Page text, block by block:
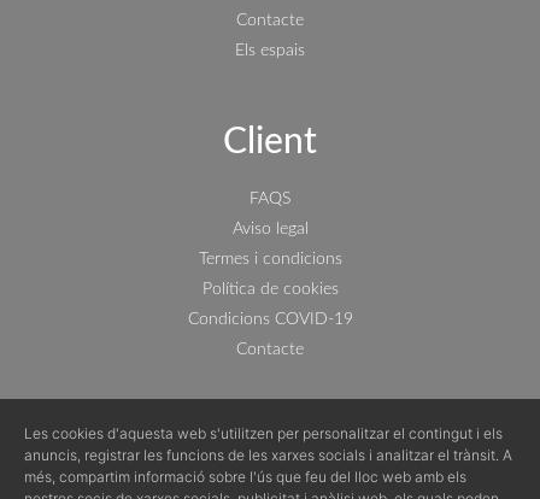
Contacte
Els espais
Client
FAQS
Aviso legal
Termes i condicions
Política de cookies
Condicions COVID-19
Contacte
Tu espacio gastronómico para particulares y empresas :)
Les cookies d'aquesta web s'utilitzen per personalitzar el contingut i els
anuncis, registrar les funcions de les xarxes socials i analitzar el trànsit. A
més, compartim informació sobre l'ús que feu del lloc web amb els